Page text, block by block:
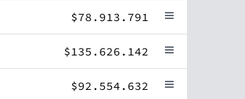
$78.913.791
$135.626.142
$92.554.632